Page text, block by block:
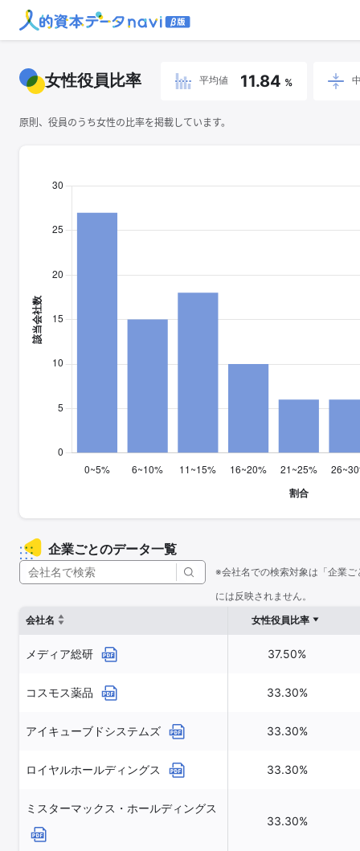
女性役員比率 平均値 11.84 %
原則、役員のうち女性の比率を掲載しています。
企業ごとのデータ一覧
※会社名での検索対象は「企業
には反映されません。
会社名
女性役員比率
メディア総研 37.50%
コスモス薬品 33.30%
アイキューブドシステムズ 33.30%
ロイヤルホールディングス 33.30%
ミスターマックス・ホールディングス
33.30%